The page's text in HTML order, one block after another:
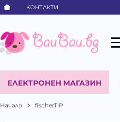
КОНТАКТИ
ЕЛЕКТРОНЕН МАГАЗИН
Начало fischerTiP